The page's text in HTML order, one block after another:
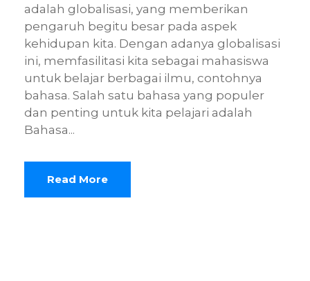
adalah globalisasi, yang memberikan
pengaruh begitu besar pada aspek
kehidupan kita. Dengan adanya globalisasi
ini, memfasilitasi kita sebagai mahasiswa
untuk belajar berbagai ilmu, contohnya
bahasa. Salah satu bahasa yang populer
dan penting untuk kita pelajari adalah
Bahasa...
Read More